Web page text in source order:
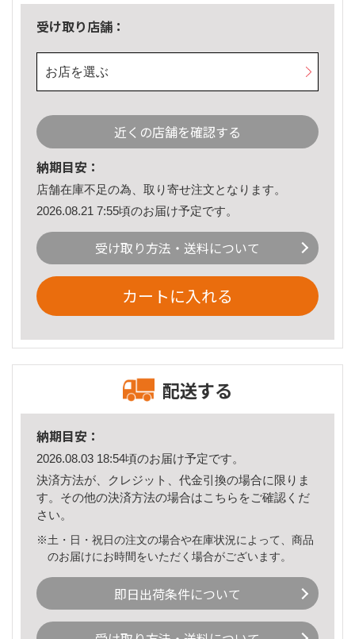
受け取り店舗：
お店を選ぶ
近くの店舗を確認する
納期目安：
店舗在庫不足の為、取り寄せ注文となります。
2026.08.21 7:55頃のお届け予定です。
受け取り方法・送料について
カートに入れる
配送する
納期目安：
2026.08.03 18:54頃のお届け予定です。
決済方法が、クレジット、代金引換の場合に限りま
す。その他の決済方法の場合はこちら をご確認くだ
さい。
※土・日・祝日の注文の場合や在庫状況によって、商品
のお届けにお時間をいただく場合がございます。
即日出荷条件について